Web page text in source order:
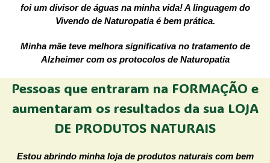
foi um divisor de águas na minha vida! A linguagem do
Vivendo de Naturopatia é bem prática.
Minha mãe teve melhora significativa no tratamento de
Alzheimer com os protocolos de Naturopatia
Pessoas que entraram na FORMAÇÃO e
aumentaram os resultados da sua LOJA
DE PRODUTOS NATURAIS
Estou abrindo minha loja de produtos naturais com bem